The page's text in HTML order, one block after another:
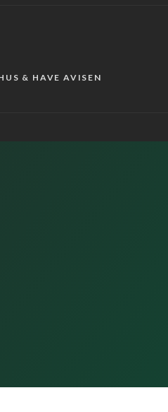
& HAVE AVISEN